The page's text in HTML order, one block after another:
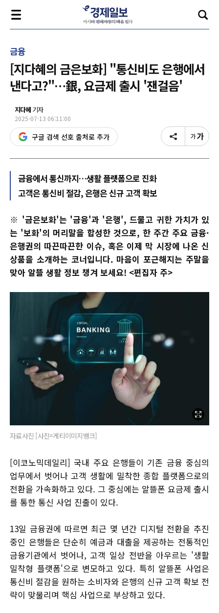
금융
[지다혜의 금은보화] "통신비도 은행에서
낸다고?"…銀, 요금제 출시 '잰걸음'
지다혜 기자
2025-07-13 06:11:00
구글 검색 선호 출처로 추가
금융에서 통신까지…생활 플랫폼으로 진화
고객은 통신비 절감, 은행은 신규 고객 확보
※ '금은보화'는 '금융'과 '은행', 드물고 귀한 가치가 있
는 '보화'의 머리말을 합성한 것으로, 한 주간 주요 금융·
은행권의 따끈따끈한 이슈, 혹은 이제 막 시장에 나온 신
상품을 소개하는 코너입니다. 마음이 포근해지는 주말을
맞아 알뜰 생활 정보 챙겨 보세요! <편집자 주>
자료사진 [사진=게티이미지뱅크]
[이코노믹데일리] 국내 주요 은행들이 기존 금융 중심의
업무에서 벗어나 고객 생활에 밀착한 종합 플랫폼으로의
전환을 가속화하고 있다. 그 중심에는 알뜰폰 요금제 출시
를 통한 통신 사업 진출이 있다.
13일 금융권에 따르면 최근 몇 년간 디지털 전환을 추진
중인 은행들은 단순히 예금과 대출을 제공하는 전통적인
금융기관에서 벗어나, 고객 일상 전반을 아우르는 '생활
밀착형 플랫폼'으로 변모하고 있다. 특히 알뜰폰 사업은
통신비 절감을 원하는 소비자와 은행의 신규 고객 확보 전
략이 맞물리며 핵심 사업으로 부상하고 있다.